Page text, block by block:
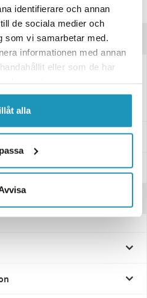
identifierare och annan
de sociala medier och
som vi samarbetar med.
informationen med annan
eller som de har
alla